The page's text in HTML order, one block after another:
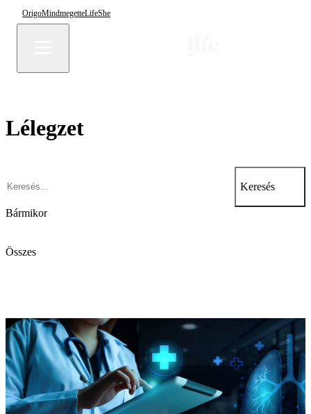
OrigoMindmegetteLifeShe
Lélegzet
Keresés
Bármikor
Összes